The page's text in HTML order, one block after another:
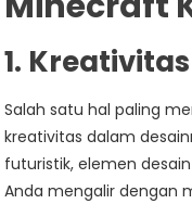
1.
Salah satu hal paling
kreativitas dalam
futuristik, elemen
Anda mengalir dengan